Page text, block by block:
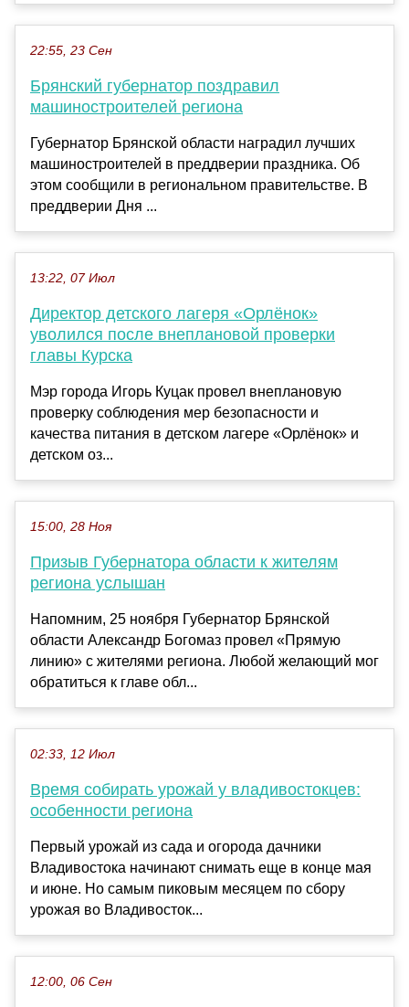
22:55, 23 Сен
Брянский губернатор поздравил
машиностроителей региона
Губернатор Брянской области наградил лучших
машиностроителей в преддверии праздника. Об
этом сообщили в региональном правительстве. В
преддверии Дня ...
13:22, 07 Июл
Директор детского лагеря «Орлёнок»
уволился после внеплановой проверки
главы Курска
Мэр города Игорь Куцак провел внеплановую
проверку соблюдения мер безопасности и
качества питания в детском лагере «Орлёнок» и
детском оз...
15:00, 28 Ноя
Призыв Губернатора области к жителям
региона услышан
Напомним, 25 ноября Губернатор Брянской
области Александр Богомаз провел «Прямую
линию» с жителями региона. Любой желающий мог
обратиться к главе обл...
02:33, 12 Июл
Время собирать урожай у владивостокцев:
особенности региона
Первый урожай из сада и огорода дачники
Владивостока начинают снимать еще в конце мая
и июне. Но самым пиковым месяцем по сбору
урожая во Владивосток...
12:00, 06 Сен